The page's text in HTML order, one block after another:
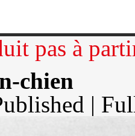
pas à
chien
|